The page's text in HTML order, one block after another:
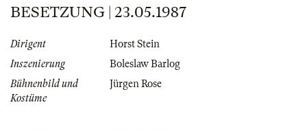
BESETZUNG | 23.05.1987
Dirigent
Horst Stein
Inszenierung
Boleslaw Barlog
Bühnenbild und
Kostüme
Jürgen Rose